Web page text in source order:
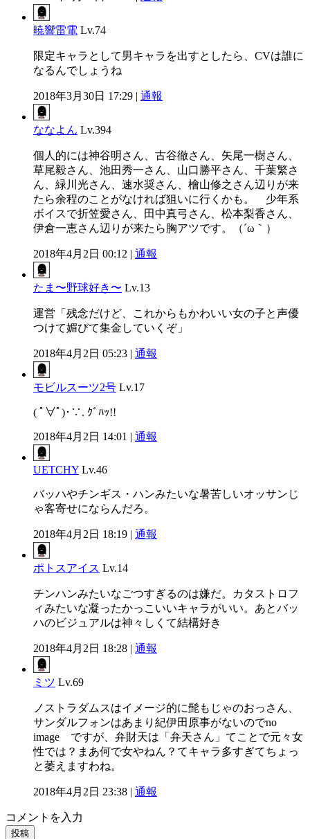
暁響雷電 Lv.74
限定キャラとして男キャラを出すとしたら、CVは誰に
なるんでしょうね
2018年3月30日 17:29 | 通報
ななよん Lv.394
個人的には神谷明さん、古谷徹さん、矢尾一樹さん、
草尾毅さん、池田秀一さん、山口勝平さん、千葉繁さ
ん、緑川光さん、速水奨さん、檜山修之さん辺りが来
たら余程のことがなければ狙いに行くかも。 少年系
ボイスで折笠愛さん、田中真弓さん、松本梨香さん、
伊倉一恵さん辺りが来たら胸アツです。（´ω｀）
2018年4月2日 00:12 | 通報
たま〜野球好き〜 Lv.13
運営「残念だけど、これからもかわいい女の子と声優
つけて媚びて集金していくぞ」
2018年4月2日 05:23 | 通報
モビルスーツ2号 Lv.17
( ﾟ∀ﾟ)･∵. ｸﾞﾊｯ!!
2018年4月2日 14:01 | 通報
UETCHY Lv.46
バッハやチンギス・ハンみたいな暑苦しいオッサンじ
ゃ客寄せにならんだろ。
2018年4月2日 18:19 | 通報
ポトスアイス Lv.14
チンハンみたいなごつすぎるのは嫌だ。カタストロフ
ィみたいな凝ったかっこいいキャラがいい。あとバッ
ハのビジュアルは神々しくて結構好き
2018年4月2日 18:28 | 通報
ミツ Lv.69
ノストラダムスはイメージ的に髭もじゃのおっさん、
サンダルフォンはあまり紀伊田原事がないのでno
image ですが、弁財天は「弁天さん」てことで元々女
性では？まあ何で女やねん？てキャラ多すぎてちょっ
と萎えますわね。
2018年4月2日 23:38 | 通報
コメントを入力
投稿